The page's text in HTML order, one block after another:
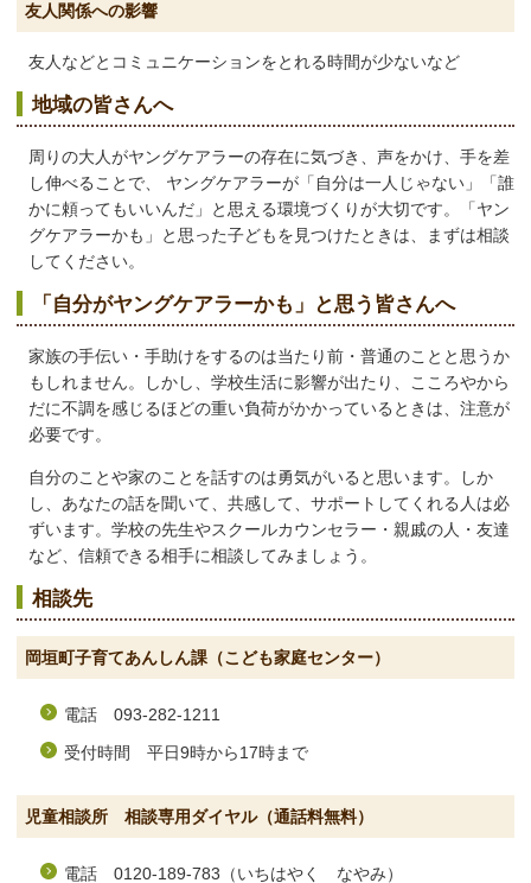
友人関係への影響
友人などとコミュニケーションをとれる時間が少ないなど
地域の皆さんへ
周りの大人がヤングケアラーの存在に気づき、声をかけ、手を差
し伸べることで、 ヤングケアラーが「自分は一人じゃない」「誰
かに頼ってもいいんだ」と思える環境づくりが大切です。「ヤン
グケアラーかも」と思った子どもを見つけたときは、まずは相談
してください。
「自分がヤングケアラーかも」と思う皆さんへ
家族の手伝い・手助けをするのは当たり前・普通のことと思うか
もしれません。しかし、学校生活に影響が出たり、こころやから
だに不調を感じるほどの重い負荷がかかっているときは、注意が
必要です。
自分のことや家のことを話すのは勇気がいると思います。しか
し、あなたの話を聞いて、共感して、サポートしてくれる人は必
ずいます。学校の先生やスクールカウンセラー・親戚の人・友達
など、信頼できる相手に相談してみましょう。
相談先
岡垣町子育てあんしん課（こども家庭センター）
電話 093-282-1211
受付時間 平日9時から17時まで
児童相談所 相談専用ダイヤル（通話料無料）
電話 0120-189-783（いちはやく なやみ）